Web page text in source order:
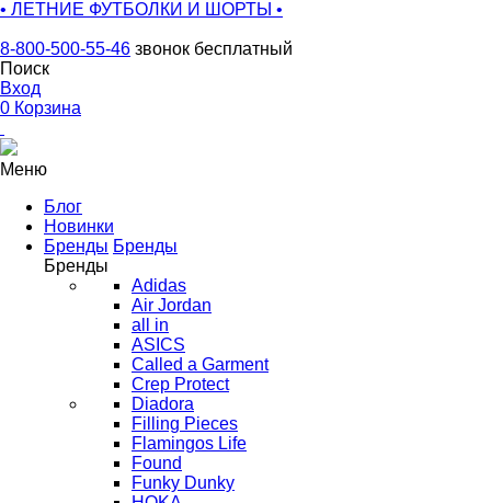
• ЛЕТНИЕ ФУТБОЛКИ И ШОРТЫ •
8-800-500-55-46 звонок бесплатный
Поиск
Вход
0 Корзина
Меню
Блог
Новинки
Бренды Бренды
Бренды
Adidas
Air Jordan
all in
ASICS
Called a Garment
Crep Protect
Diadora
Filling Pieces
Flamingos Life
Found
Funky Dunky